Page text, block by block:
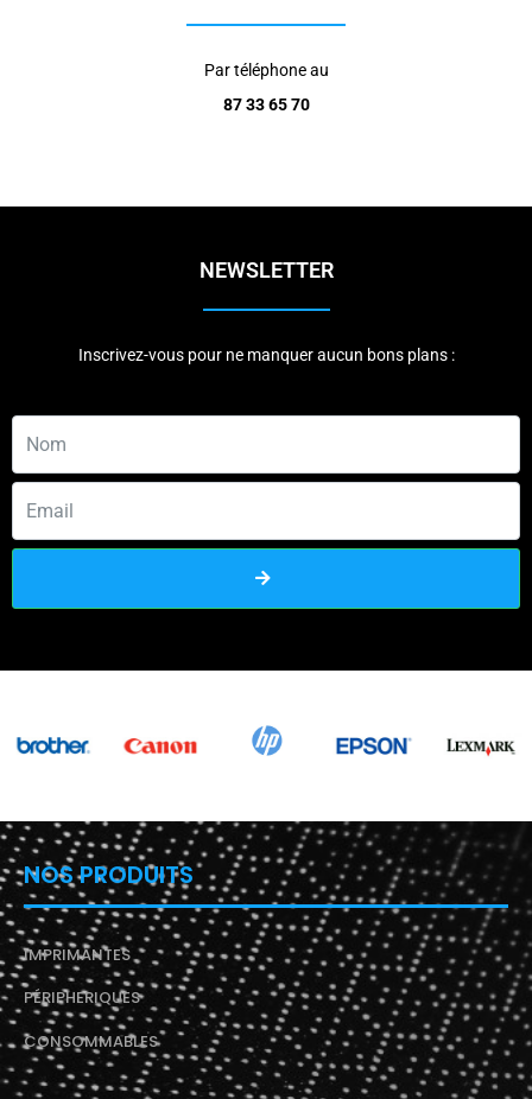
Par téléphone au
87 33 65 70
NEWSLETTER
Inscrivez-vous pour ne manquer aucun bons plans :
NOS PRODUITS
IMPRIMANTES
PÉRIPHERIQUES
CONSOMMABLES